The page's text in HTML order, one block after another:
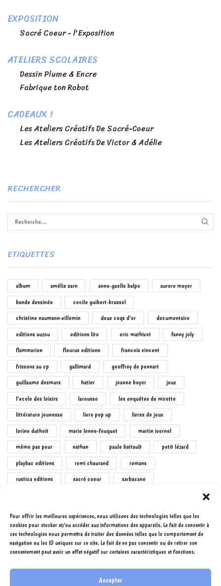
Pour offrir les meilleures expériences, nous utilisons des technologies telles que les
cookies pour stocker et/ou accéder aux informations des appareils. Le fait de consentir à
ces technologies nous permettra de traiter des données telles que le comportement de
navigation ou les ID uniques sur ce site. Le fait de ne pas consentir ou de retirer son
consentement peut avoir un effet négatif sur certaines caractéristiques et fonctions.
Accepter
EXPOSITION
Sacré Coeur - l'Exposition
ATELIERS SCOLAIRES
Dessin Plume & Encre
Fabrique ton Robot
CADEAUX !
Les Ateliers Créatifs De Sacré-Coeur
Les Ateliers Créatifs De Victor & Adélie
RECHERCHER
ETIQUETTES
album amélie sarn anne-gaelle balpe aurore meyer
bande dessinée cecile guibert-brussel
christine naumann-villemin deux coqs d'or documentaire
editions auzou editions lito eric mathivet fanny joly
flammarion fleurus editions francois vincent
frissons au cp gallimard geoffroy de pennart
guillaume desmurs hatier jeanne boyer jeux
l'ecole des loisirs larousse les enquêtes de mirette
littérature jeunesse livre pop up livres de jeux
lorine duthoit marie lenne-fouquet martin ivernel
même pas peur nathan paule battault petit lézard
playbac editions remi chaurand romans
rustica editions sacré coeur sarbacane